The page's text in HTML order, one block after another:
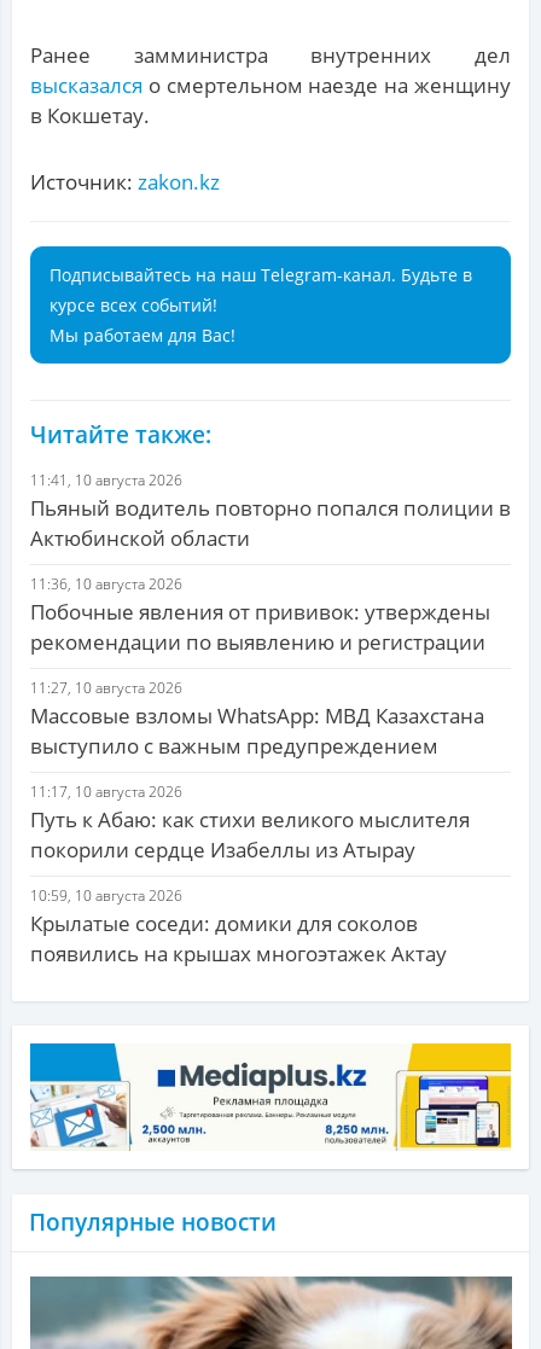
Ранее замминистра внутренних дел
высказался о смертельном наезде на женщину
в Кокшетау.
Источник: zakon.kz
Подписывайтесь на наш Telegram-канал. Будьте в
курсе всех событий!
Мы работаем для Вас!
Читайте также:
11:41, 10 августа 2026
Пьяный водитель повторно попался полиции в
Актюбинской области
11:36, 10 августа 2026
Побочные явления от прививок: утверждены
рекомендации по выявлению и регистрации
11:27, 10 августа 2026
Массовые взломы WhatsApp: МВД Казахстана
выступило с важным предупреждением
11:17, 10 августа 2026
Путь к Абаю: как стихи великого мыслителя
покорили сердце Изабеллы из Атырау
10:59, 10 августа 2026
Крылатые соседи: домики для соколов
появились на крышах многоэтажек Актау
Популярные новости